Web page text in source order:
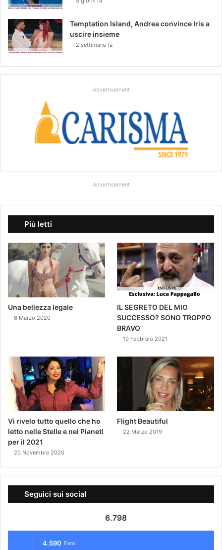
Temptation Island, Andrea convince Iris a
uscire insieme
2 settimane fa
Advertisement
Advertisement
Più letti
Una bellezza legale
6 Marzo 2020
IL SEGRETO DEL MIO
SUCCESSO? SONO TROPPO
BRAVO
19 Febbraio 2021
Vi rivelo tutto quello che ho
letto nelle Stelle e nei Pianeti
per il 2021
20 Novembre 2020
Flight Beautiful
22 Marzo 2019
Seguici sui social
6.798
4.590 Fans